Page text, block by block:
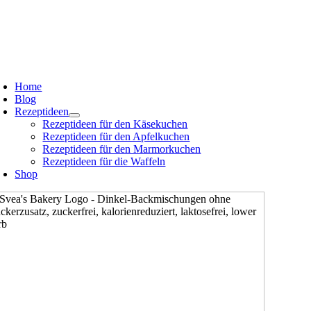
Home
Blog
Rezeptideen
Rezeptideen für den Käsekuchen
Rezeptideen für den Apfelkuchen
Rezeptideen für den Marmorkuchen
Rezeptideen für die Waffeln
Shop